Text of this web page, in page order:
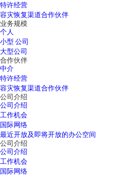
特许经营
容灾恢复渠道合作伙伴
业务规模
个人
小型 公司
大型公司
合作伙伴
中介
特许经营
容灾恢复渠道合作伙伴
公司介绍
公司介绍
工作机会
国际网络
最近开放及即将开放的办公空间
公司介绍
公司介绍
工作机会
国际网络